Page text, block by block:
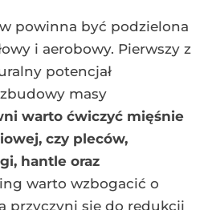
powinna być podzielona
i aerobowy. Pierwszy z
potencjał
masy
warto ćwiczyć mięśnie
czy pleców,
hantle oraz
warto wzbogacić o
przyczyni się do redukcji